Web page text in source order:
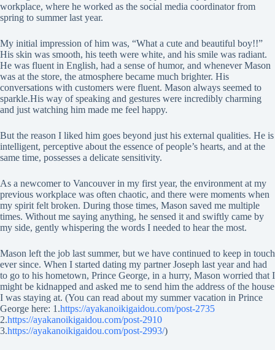
workplace, where he worked as the social media coordinator from
spring to summer last year.
My initial impression of him was, “What a cute and beautiful boy!!”
His skin was smooth, his teeth were white, and his smile was radiant.
He was fluent in English, had a sense of humor, and whenever Mason
was at the store, the atmosphere became much brighter. His
conversations with customers were fluent. Mason always seemed to
sparkle.His way of speaking and gestures were incredibly charming
and just watching him made me feel happy.
But the reason I liked him goes beyond just his external qualities. He is
intelligent, perceptive about the essence of people’s hearts, and at the
same time, possesses a delicate sensitivity.
As a newcomer to Vancouver in my first year, the environment at my
previous workplace was often chaotic, and there were moments when
my spirit felt broken. During those times, Mason saved me multiple
times. Without me saying anything, he sensed it and swiftly came by
my side, gently whispering the words I needed to hear the most.
Mason left the job last summer, but we have continued to keep in touch
ever since. When I started dating my partner Joseph last year and had
to go to his hometown, Prince George, in a hurry, Mason worried that I
might be kidnapped and asked me to send him the address of the house
I was staying at. (You can read about my summer vacation in Prince
George here: 1.https://ayakanoikigaidou.com/post-2735
2.https://ayakanoikigaidou.com/post-2910
3.https://ayakanoikigaidou.com/post-2993/)